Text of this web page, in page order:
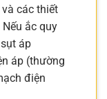
các thiết
ắc quy
áp
áp (thường
điện